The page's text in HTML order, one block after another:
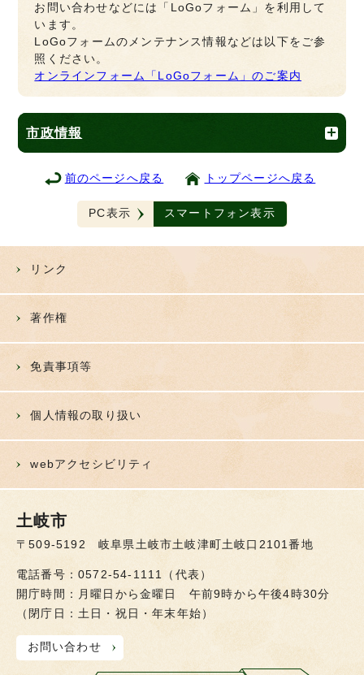
お問い合わせなどには「LoGoフォーム」を利用して
います。
LoGoフォームのメンテナンス情報などは以下をご参
照ください。
オンラインフォーム「LoGoフォーム」のご案内
市政情報
前のページへ戻る トップページへ戻る
PC表示 スマートフォン表示
リンク
著作権
免責事項等
個人情報の取り扱い
webアクセシビリティ
土岐市
〒509-5192 岐阜県土岐市土岐津町土岐口2101番地
電話番号：0572-54-1111（代表）
開庁時間：月曜日から金曜日 午前9時から午後4時30分
（閉庁日：土日・祝日・年末年始）
お問い合わせ